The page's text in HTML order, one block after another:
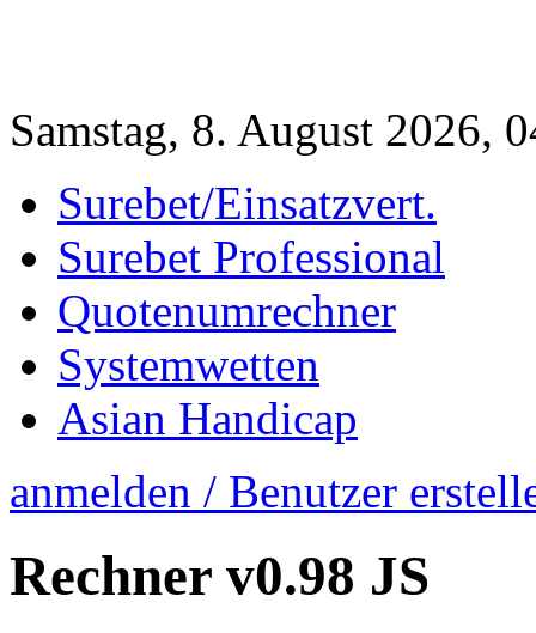
Samstag, 8. August 2026,
Surebet/Einsatzvert.
Surebet Professional
Quotenumrechner
Systemwetten
Asian Handicap
anmelden / Benutzer
Rechner v0.98 JS